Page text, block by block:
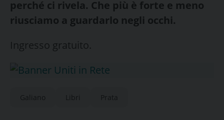
perché ci rivela. Che più è forte e meno
riusciamo a guardarlo negli occhi.
Ingresso gratuito.
Galiano Libri Prata